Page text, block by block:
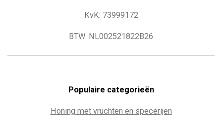
KvK: 73999172
BTW: NL002521822B26
Populaire categorieën
Honing met vruchten en specerijen